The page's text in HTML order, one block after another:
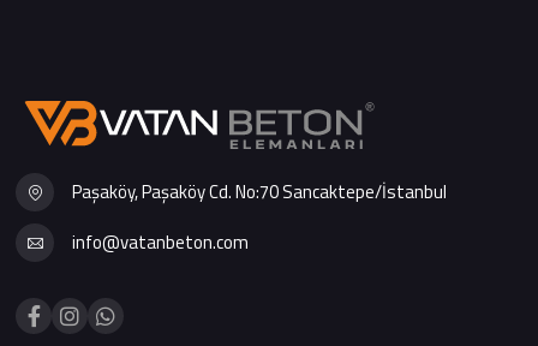
Paşaköy, Paşaköy Cd. No:70 Sancaktepe/İstanbul
info@vatanbeton.com